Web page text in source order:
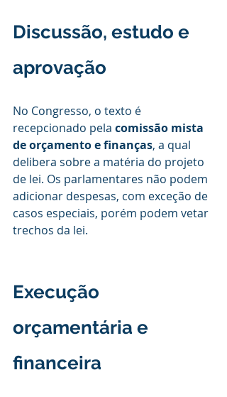
Discussão, estudo e
aprovação
No Congresso, o texto é
recepcionado pela comissão mista
de orçamento e finanças, a qual
delibera sobre a matéria do projeto
de lei. Os parlamentares não podem
adicionar despesas, com exceção de
casos especiais, porém podem vetar
trechos da lei.
Execução
orçamentária e
financeira